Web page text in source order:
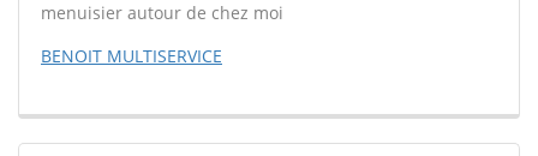
menuisier autour de chez moi
BENOIT MULTISERVICE